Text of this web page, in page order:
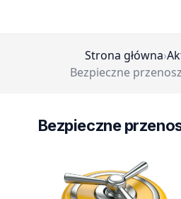
Strona główna›
Bezpieczne
Bezpieczne